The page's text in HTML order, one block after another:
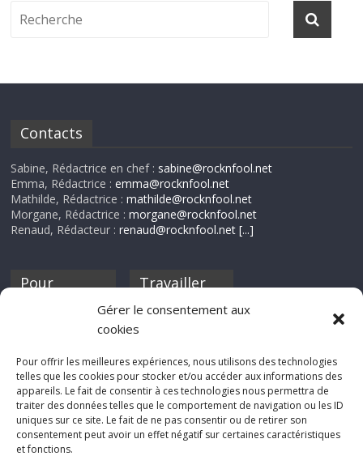
Gérer le consentement aux
cookies
Pour offrir les meilleures expériences, nous utilisons des technologies
telles que les cookies pour stocker et/ou accéder aux informations des
appareils. Le fait de consentir à ces technologies nous permettra de
traiter des données telles que le comportement de navigation ou les ID
uniques sur ce site. Le fait de ne pas consentir ou de retirer son
consentement peut avoir un effet négatif sur certaines caractéristiques
et fonctions.
Contacts
Sabine, Rédactrice en chef : sabine@rocknfool.net
Emma, Rédactrice :emma@rocknfool.net
Mathilde, Rédactrice :mathilde@rocknfool.net
Morgane, Rédactrice :morgane@rocknfool.net
Renaud, Rédacteur :renaud@rocknfool.net [...]
Pour
discothèque
Travailler
Si tu souhaites
Rocknfool, n'hésite
pas à nous envoyer
tes chroniques de
concerts, de films,
séries ou des billets
d'humeur :